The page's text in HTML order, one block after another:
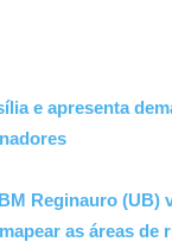
e apresenta
Reginauro (UB)
as áreas de